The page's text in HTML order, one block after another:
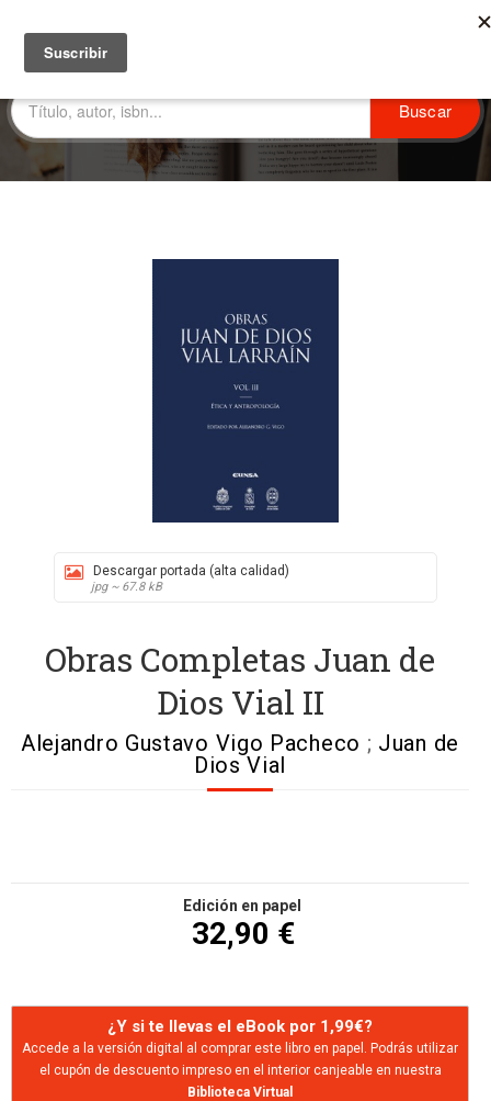
Descargar portada (alta calidad)
jpg ~ 67.8 kB
Obras Completas Juan de
Dios Vial II
Alejandro Gustavo Vigo Pacheco ; Juan de
Dios Vial
Edición en papel
32,90 €
¿Y si te llevas el eBook por 1,99€?
Accede a la versión digital al comprar este libro en papel. Podrás utilizar
el cupón de descuento impreso en el interior canjeable en nuestra
Biblioteca Virtual